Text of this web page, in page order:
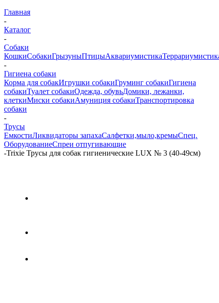
Главная
-
Каталог
-
Собаки
КошкиСобакиГрызуныПтицыАквариумистика
-
Гигиена собаки
Корма для собакИгрушки собакиГруминг собакиГигиена
собакиТуалет собакиОдежда, обувьДомики, лежанки,
клеткиМиски собакиАмуниция собакиТранспортировка
собаки
-
Трусы
ЕмкостиЛиквидаторы запахаСалфетки,мыло,кремыСпец.
ОборудованиеСпреи отпугивающие
-Trixie Трусы для собак гигиенические LUX № 3 (40-49см)